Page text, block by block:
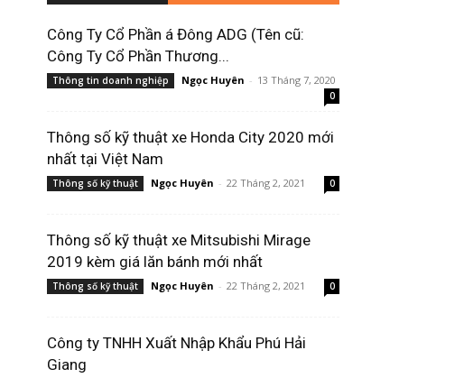
Công Ty Cổ Phần á Đông ADG (Tên cũ:
Công Ty Cổ Phần Thương...
Thông tin doanh nghiệp Ngọc Huyên - 13 Tháng 7, 2020
0
Thông số kỹ thuật xe Honda City 2020 mới
nhất tại Việt Nam
Thông số kỹ thuật Ngọc Huyên - 22 Tháng 2, 2021 0
Thông số kỹ thuật xe Mitsubishi Mirage
2019 kèm giá lăn bánh mới nhất
Thông số kỹ thuật Ngọc Huyên - 22 Tháng 2, 2021 0
Công ty TNHH Xuất Nhập Khẩu Phú Hải
Giang